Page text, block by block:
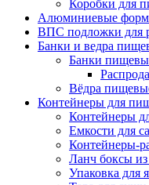
Коробки для
Алюминиевые
ВПС подложки для
Банки и ведра
Банки
Вёдра
Контейнеры для
Контейнеры
Емкости для
Контейнеры-
Ланч боксы из
Упаковка для